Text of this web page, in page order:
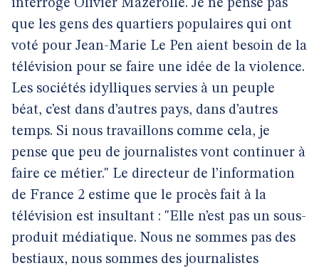
interroge Olivier Mazerolle. Je ne pense pas
que les gens des quartiers populaires qui ont
voté pour Jean-Marie Le Pen aient besoin de la
télévision pour se faire une idée de la violence.
Les sociétés idylliques servies à un peuple
béat, c’est dans d’autres pays, dans d’autres
temps. Si nous travaillons comme cela, je
pense que peu de journalistes vont continuer à
faire ce métier." Le directeur de l’information
de France 2 estime que le procès fait à la
télévision est insultant : "Elle n’est pas un sous-
produit médiatique. Nous ne sommes pas des
bestiaux, nous sommes des journalistes